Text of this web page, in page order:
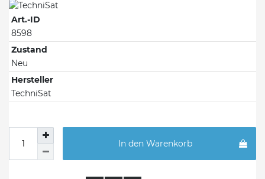
Art.-ID
8598
Zustand
Neu
Hersteller
TechniSat
In den Warenkorb